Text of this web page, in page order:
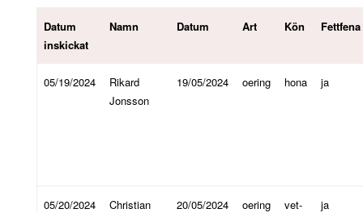
Datum
inskickat
Namn Datum Art Kön Fettfena
05/19/2024
Rikard
Jonsson
19/05/2024 oering hona ja
05/20/2024
Christian
20/05/2024 oering
vet-
ja